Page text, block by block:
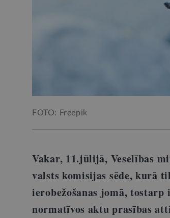
FOTO: Freepik
Vakar, 11.jūlijā, Veselības
valsts komisijas sēde, kurā
ierobežošanas jomā,
normatīvos aktu prasības